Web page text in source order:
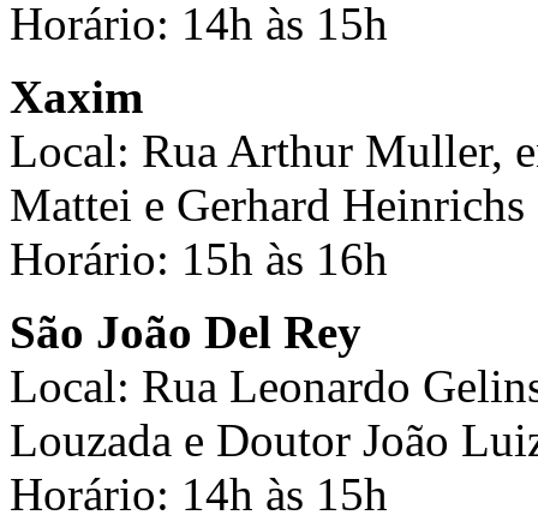
Horário: 14h às 15h
Xaxim
Local: Rua Arthur Muller,
Mattei e Gerhard
Horário: 15h às 16h
São João Del Rey
Local: Rua Leonardo
Louzada e Doutor João
Horário: 14h às 15h